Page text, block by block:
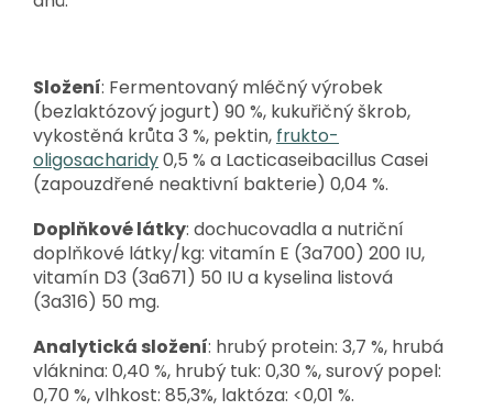
Složení: Fermentovaný mléčný výrobek
(bezlaktózový jogurt) 90 %, kukuřičný škrob,
vykostěná krůta 3 %, pektin, frukto-
oligosacharidy0,5 % a Lacticaseibacillus Casei
(zapouzdřené neaktivní bakterie) 0,04 %.
Doplňkové látky: dochucovadla a nutriční
doplňkové látky/kg: vitamín E (3a700) 200 IU,
vitamín D3 (3a671) 50 IU a kyselina listová
(3a316) 50 mg.
Analytická složení: hrubý protein: 3,7 %, hrubá
vláknina: 0,40 %, hrubý tuk: 0,30 %, surový popel:
0,70 %, vlhkost: 85,3%, laktóza: <0,01 %.